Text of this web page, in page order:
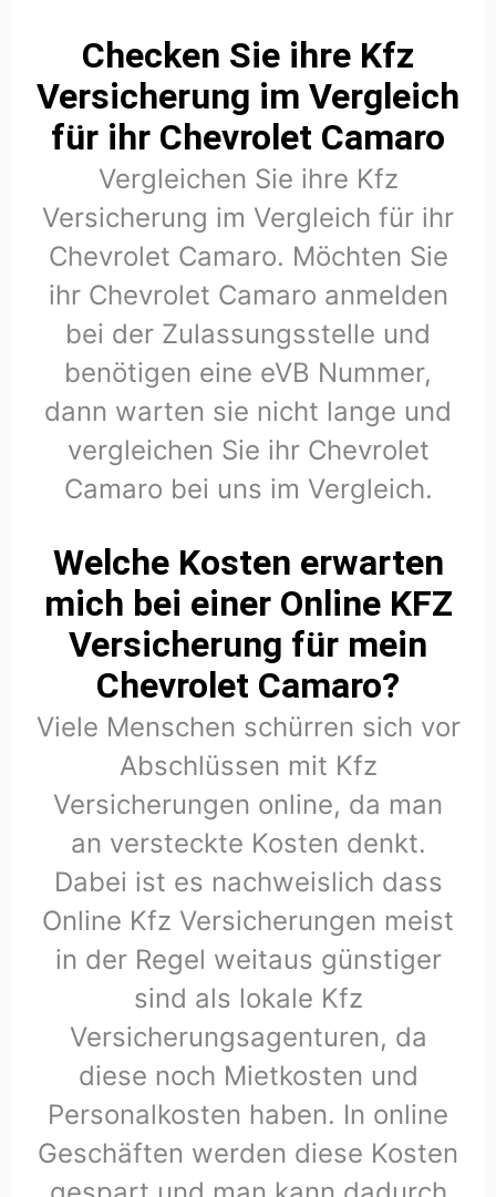
Checken Sie ihre Kfz
Versicherung im Vergleich
für ihr Chevrolet Camaro
Vergleichen Sie ihre Kfz
Versicherung im Vergleich für ihr
Chevrolet Camaro. Möchten Sie
ihr Chevrolet Camaro anmelden
bei der Zulassungsstelle und
benötigen eine eVB Nummer,
dann warten sie nicht lange und
vergleichen Sie ihr Chevrolet
Camaro bei uns im Vergleich.
Welche Kosten erwarten
mich bei einer Online KFZ
Versicherung für mein
Chevrolet Camaro?
Viele Menschen schürren sich vor
Abschlüssen mit Kfz
Versicherungen online, da man
an versteckte Kosten denkt.
Dabei ist es nachweislich dass
Online Kfz Versicherungen meist
in der Regel weitaus günstiger
sind als lokale Kfz
Versicherungsagenturen, da
diese noch Mietkosten und
Personalkosten haben. In online
Geschäften werden diese Kosten